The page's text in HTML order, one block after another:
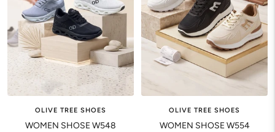
OLIVE TREE SHOES
WOMEN SHOSE W548
OLIVE TREE SHOES
WOMEN SHOSE W554